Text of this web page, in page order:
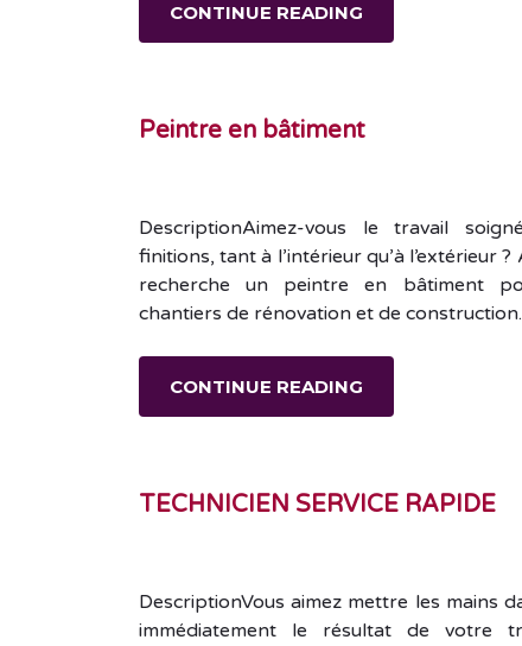
CONTINUE READING
Peintre en bâtiment
DescriptionAimez-vous le travail
finitions, tant à l’intérieur qu’à l’extérieur
recherche un peintre en bâtiment
chantiers de rénovation et de
CONTINUE READING
TECHNICIEN SERVICE RAPIDE
DescriptionVous aimez mettre les mains
immédiatement le résultat de votre